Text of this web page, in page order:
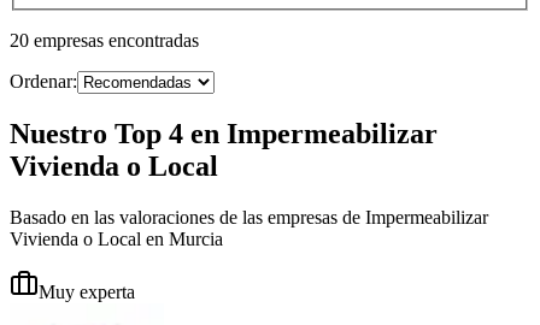
20 empresas encontradas
Ordenar:
Nuestro Top 4 en Impermeabilizar
Vivienda o Local
Basado en las valoraciones de las empresas de Impermeabilizar
Vivienda o Local en Murcia
Muy experta